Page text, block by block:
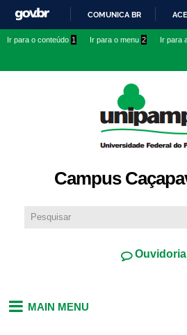
conteúdo
IR
O
COMUNICA BR
Ir para o conteúdo 1 Ir para o menu 2 Ir para
Campus
Ouvidoria
MAIN MENU